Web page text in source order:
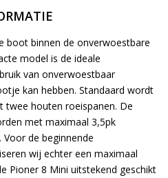
boot binnen de onverwoestbare
model is de ideale
van onverwoestbaar
kan hebben. Standaard wordt
twee houten roeispanen. De
met maximaal 3,5pk
de beginnende
wij echter een maximaal
Pioner 8 Mini uitstekend geschikt